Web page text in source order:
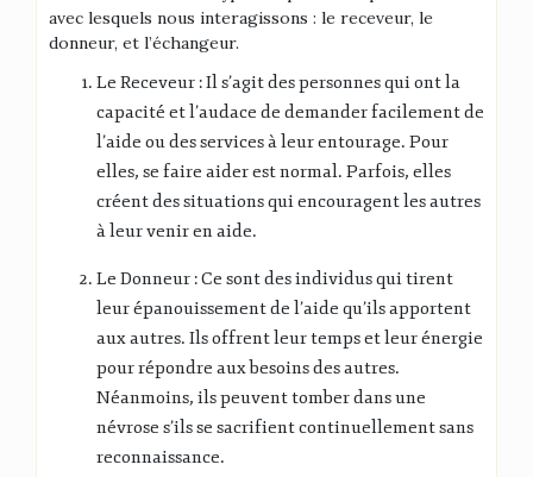
avec lesquels nous interagissons : le receveur, le
donneur, et l’échangeur.
Le Receveur : Il s’agit des personnes qui ont la
capacité et l’audace de demander facilement de
l’aide ou des services à leur entourage. Pour
elles, se faire aider est normal. Parfois, elles
créent des situations qui encouragent les autres
à leur venir en aide.
Le Donneur : Ce sont des individus qui tirent
leur épanouissement de l’aide qu’ils apportent
aux autres. Ils offrent leur temps et leur énergie
pour répondre aux besoins des autres.
Néanmoins, ils peuvent tomber dans une
névrose s’ils se sacrifient continuellement sans
reconnaissance.